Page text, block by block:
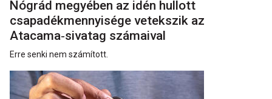
Nógrád megyében az idén hullott
csapadékmennyisége vetekszik az
Atacama‑sivatag számaival
Erre senki nem számított.